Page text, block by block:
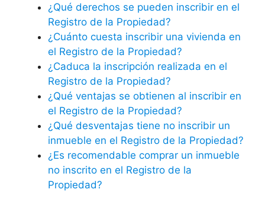
¿Qué derechos se pueden inscribir en el
Registro de la Propiedad?
¿Cuánto cuesta inscribir una vivienda en
el Registro de la Propiedad?
¿Caduca la inscripción realizada en el
Registro de la Propiedad?
¿Qué ventajas se obtienen al inscribir en
el Registro de la Propiedad?
¿Qué desventajas tiene no inscribir un
inmueble en el Registro de la Propiedad?
¿Es recomendable comprar un inmueble
no inscrito en el Registro de la
Propiedad?